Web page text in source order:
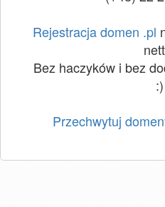
Rejestracja domen .pl
Bez haczyków i bez
:)
Przechwytuj